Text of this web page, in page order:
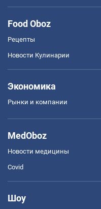
Food Oboz
Рецепты
Новости Кулинарии
Экономика
Рынки и компании
MedOboz
Новости медицины
Covid
Шоу